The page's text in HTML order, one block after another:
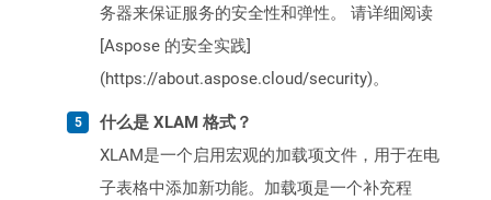
务器来保证服务的安全性和弹性。 请详细阅读
[Aspose 的安全实践]
(https://about.aspose.cloud/security)。
什么是 XLAM 格式？
XLAM是一个启用宏观的加载项文件，用于在电
子表格中添加新功能。加载项是一个补充程